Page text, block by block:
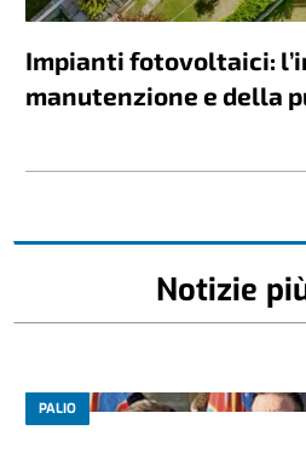
Impianti fotovoltaici:
manutenzione e della
Notizie
PALIO